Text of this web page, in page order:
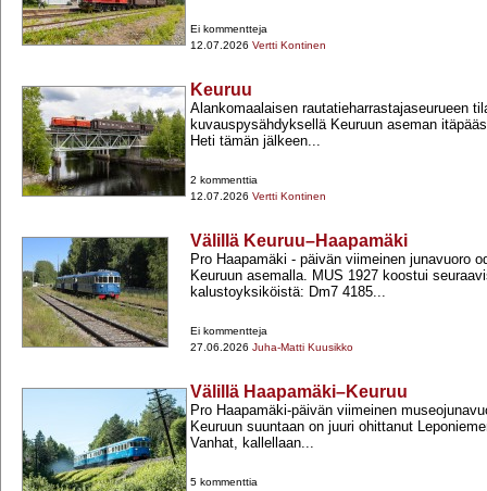
Ei kommentteja
12.07.2026 Vertti Kontinen
Keuruu
Alankomaalaisen rautatieharrastajaseurueen
kuvauspysähdyksellä Keuruun aseman
Heti tämän jälkeen...
2 kommenttia
12.07.2026 Vertti Kontinen
Välillä Keuruu–Haapamäki
Pro Haapamäki -​ päivän viimeinen junavuoro
Keuruun asemalla. MUS 1927 koostui
kalustoyksiköistä: Dm7 4185...
Ei kommentteja
27.06.2026 Juha-Matti Kuusikko
Välillä Haapamäki–Keuruu
Pro Haapamäki-​päivän viimeinen
Keuruun suuntaan on juuri ohittanut
Vanhat, kallellaan...
5 kommenttia